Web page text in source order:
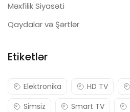
Məxfilik Siyasəti
Qaydalar və Şərtlər
Etiketlər
Elektronika HD TV
Simsiz
Smart TV